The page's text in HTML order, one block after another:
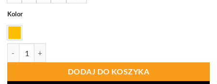
Kolor
DODAJ DO KOSZYKA